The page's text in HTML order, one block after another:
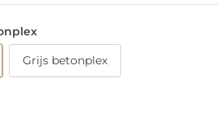
Grijs betonplex